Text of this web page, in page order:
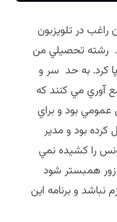
راغب در تلويزبون
رشته تحصيلي من
پا كرد. به حد سر و
آوري مي كنند كه
عمومي بود و براي
كرده بود و مدير
را كشيده نمي
زور همبستر شود
و برنامه اين